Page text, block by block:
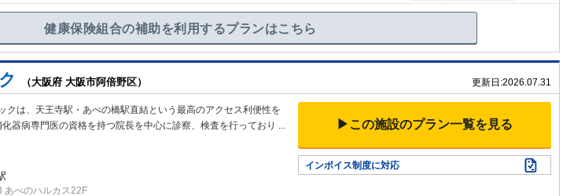
健康保険組合の補助を利用するプランはこちら
（大阪府 大阪市阿倍野区） 更新日:2026.07.31
クは、天王寺駅・あべの橋駅直結という最高のアクセス利便性を
器病専門医の資格を持つ院長を中心に診察、検査を行っており ...
あべのハルカス22F
▶この施設のプラン一覧を見る
インボイス制度に対応